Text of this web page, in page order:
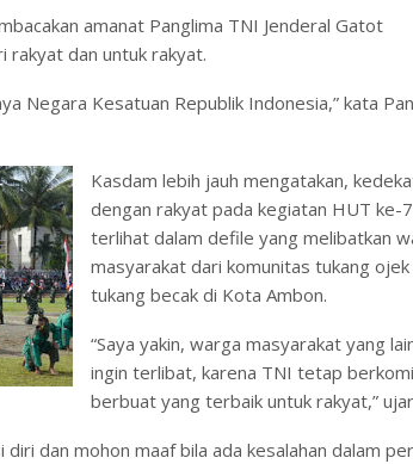
amanat Panglima TNI Jenderal Gatot
rakyat dan untuk rakyat.
Negara Kesatuan Republik Indonesia,” kata
Kasdam lebih jauh mengatakan,
dengan rakyat pada kegiatan HUT ke-
terlihat dalam defile yang melibatkan
masyarakat dari komunitas tukang ojek
tukang becak di Kota Ambon.
“Saya yakin, warga masyarakat yang
ingin terlibat, karena TNI tetap
berbuat yang terbaik untuk rakyat,”
dan mohon maaf bila ada kesalahan dalam